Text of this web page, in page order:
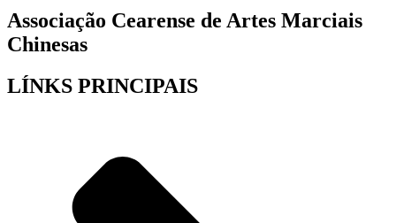
Associação Cearense de Artes Marciais
Chinesas
LÍNKS PRINCIPAIS